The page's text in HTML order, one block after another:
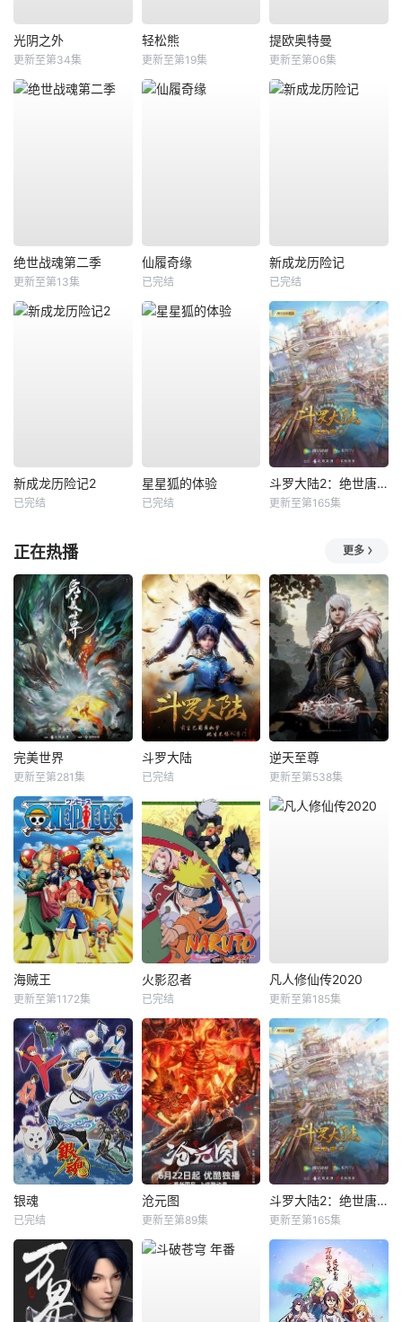
光阴之外
更新至第34集
轻松熊
更新至第19集
提欧奥特曼
更新至第06集
绝世战魂第二季
更新至第13集
仙履奇缘
已完结
新成龙历险记
已完结
新成龙历险记2
已完结
星星狐的体验
已完结
斗罗大陆2：绝世唐门
更新至第165集
正在热播 更多
完美世界
更新至第281集
斗罗大陆
已完结
逆天至尊
更新至第538集
海贼王
更新至第1172集
火影忍者
已完结
凡人修仙传2020
更新至第185集
银魂
已完结
沧元图
更新至第89集
斗罗大陆2：绝世唐门
更新至第165集